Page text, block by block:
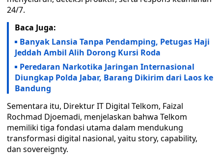
24/7.
Baca Juga:
Banyak Lansia Tanpa Pendamping, Petugas Haji
Jeddah Ambil Alih Dorong Kursi Roda
Peredaran Narkotika Jaringan Internasional
Diungkap Polda Jabar, Barang Dikirim dari Laos ke
Bandung
Sementara itu, Direktur IT Digital Telkom, Faizal
Rochmad Djoemadi, menjelaskan bahwa Telkom
memiliki tiga fondasi utama dalam mendukung
transformasi digital nasional, yaitu story, capability,
dan sovereignty.